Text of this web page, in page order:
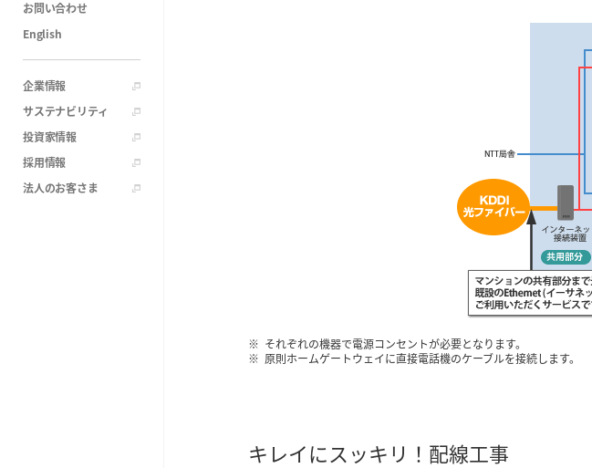
お問い合わせ
English
企業情報
サステナビリティ
投資家情報
採用情報
法人のお客さま
それぞれの機器で電源コンセントが必要となります。
原則ホームゲートウェイに直接電話機のケーブルを接続します。
キレイにスッキリ！配線工事